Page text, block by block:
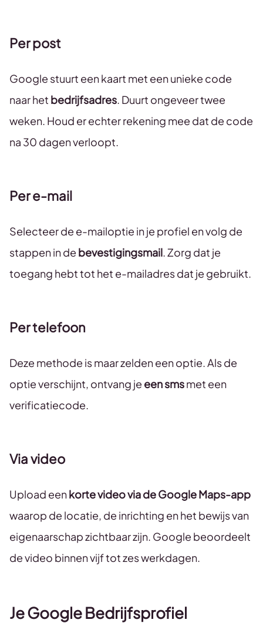
Per post
Google stuurt een kaart met een unieke code
naar het bedrijfsadres. Duurt ongeveer twee
weken. Houd er echter rekening mee dat de code
na 30 dagen verloopt.
Per e-mail
Selecteer de e-mailoptie in je profiel en volg de
stappen in de bevestigingsmail. Zorg dat je
toegang hebt tot het e-mailadres dat je gebruikt.
Per telefoon
Deze methode is maar zelden een optie. Als de
optie verschijnt, ontvang je een smsmet een
verificatiecode.
Via video
Upload eenkorte video via de Google Maps-app
waarop de locatie, de inrichting en het bewijs van
eigenaarschap zichtbaar zijn. Google beoordeelt
de video binnen vijf tot zes werkdagen.
Je Google Bedrijfsprofiel